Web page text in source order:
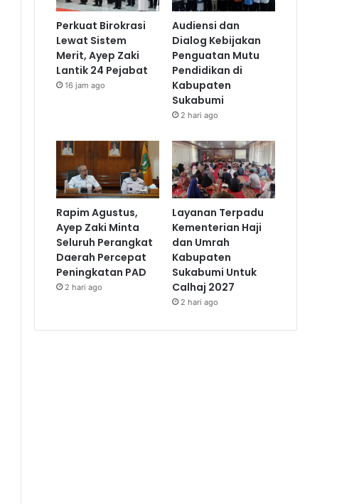
Perkuat Birokrasi
Lewat Sistem
Merit, Ayep Zaki
Lantik 24 Pejabat
16 jam ago
Audiensi dan
Dialog Kebijakan
Penguatan Mutu
Pendidikan di
Kabupaten
Sukabumi
2 hari ago
Rapim Agustus,
Ayep Zaki Minta
Seluruh Perangkat
Daerah Percepat
Peningkatan PAD
2 hari ago
Layanan Terpadu
Kementerian Haji
dan Umrah
Kabupaten
Sukabumi Untuk
Calhaj 2027
2 hari ago